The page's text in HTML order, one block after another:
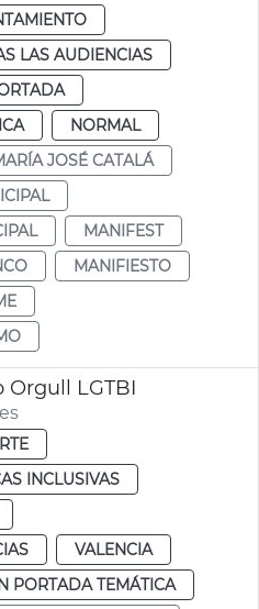
LAS AUDIENCIAS
NORMAL
JOSÉ CATALÁ
MANIFEST
MANIFIESTO
Orgull LGTBI
INCLUSIVAS
VALENCIA
PORTADA TEMÁTICA